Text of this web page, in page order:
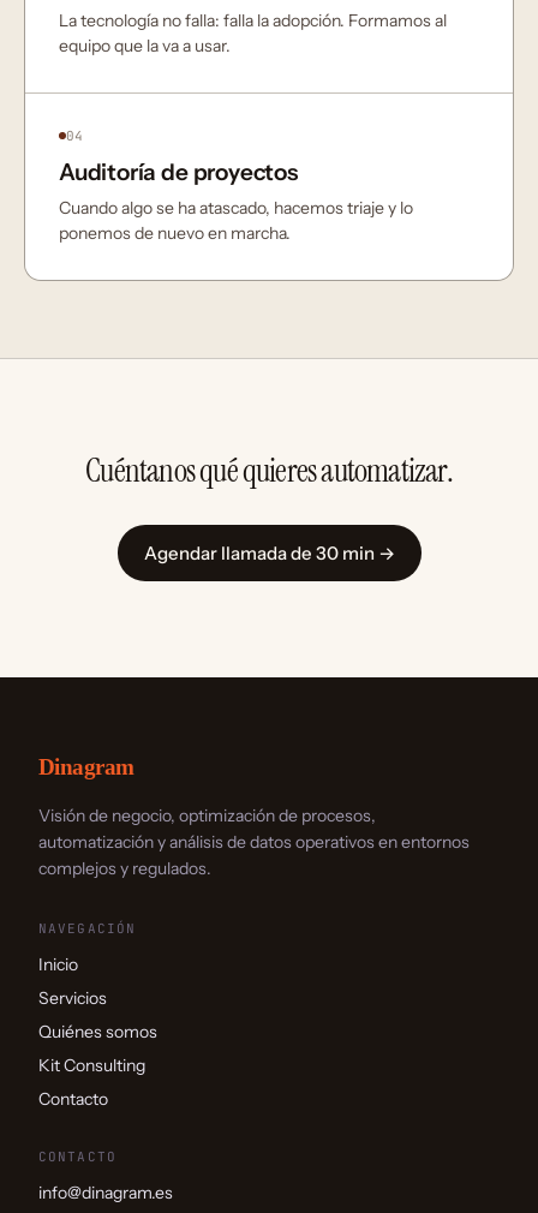
La tecnología no falla: falla la adopción. Formamos al
equipo que la va a usar.
04
Auditoría de proyectos
Cuando algo se ha atascado, hacemos triaje y lo
ponemos de nuevo en marcha.
Cuéntanos qué quieres automatizar.
Agendar llamada de 30 min →
Dinagram
Visión de negocio, optimización de procesos,
automatización y análisis de datos operativos en entornos
complejos y regulados.
NAVEGACIÓN
Inicio
Servicios
Quiénes somos
Kit Consulting
Contacto
CONTACTO
info@dinagram.es